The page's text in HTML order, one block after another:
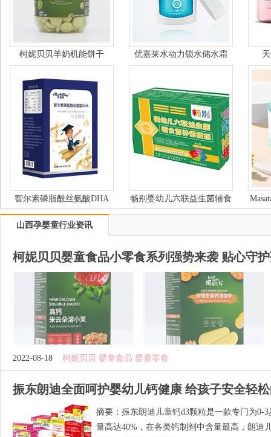
柯妮贝贝羊奶机能饼干 优嘉莱水动力锁水储水霜
智尔素磷脂酰丝氨酸DHA
畅别婴幼儿六联益生菌辅食
营养素撒剂
山西孕婴童行业资讯
柯妮贝贝婴童食品小零食系列强势来袭 贴心守
2022-08-18 柯妮贝贝 婴童食品 婴童零食
振东朗迪全面呵护婴幼儿钙健康 给孩子安全轻
摘要：振东朗迪儿童钙d3颗粒是一款专门为0-
量高达40%，在各类钙制剂中含量最高，朗迪